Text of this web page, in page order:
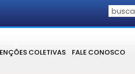
COLETIVAS FALE CONOSCO